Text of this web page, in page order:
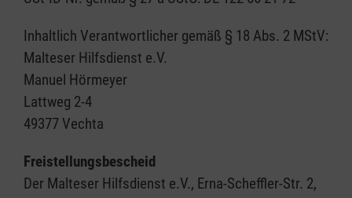
Inhaltlich Verantwortlicher gemäß § 18 Abs. 2 MStV:
Malteser Hilfsdienst e.V.
Manuel Hörmeyer
Lattweg 2-4
49377 Vechta​​​​​​​
Freistellungsbescheid
Der Malteser Hilfsdienst e.V., Erna-Scheffler-Str. 2,